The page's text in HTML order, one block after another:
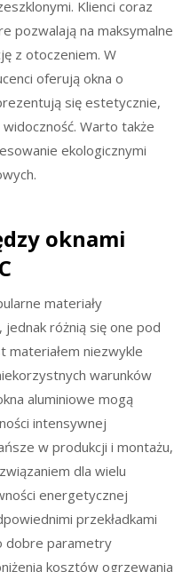
Klienci coraz
pozwalają na maksymalne
z otoczeniem. W
oferują okna o
się estetycznie,
Warto także
ekologicznymi
oknami
materiały
różnią się one pod
materiałem niezwykle
warunków
aluminiowe mogą
intensywnej
w produkcji i montażu,
dla wielu
energetycznej
przekładkami
dobre parametry
kosztów ogrzewania